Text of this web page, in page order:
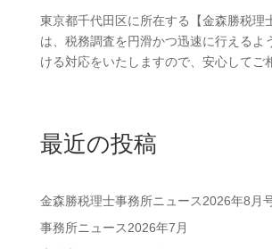
東京都千代田区に所在する【金森勝税理
は、税務調査を円滑かつ迅速に行えるよ
ける対応をいたしますので、安心してご
最近の投稿
金森勝税理士事務所ニュース2026年8月
事務所ニュース2026年7月